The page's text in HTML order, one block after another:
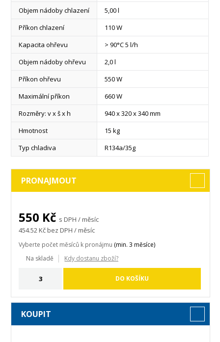
Objem nádoby chlazení
5,00 l
Příkon chlazení
110 W
Kapacita ohřevu
> 90°C 5 l/h
Objem nádoby ohřevu
2,0 l
Příkon ohřevu
550 W
Maximální příkon
660 W
Rozměry: v x š x h
940 x 320 x 340 mm
Hmotnost
15 kg
Typ chladiva
R134a/35g
PRONAJMOUT
550 Kč s DPH / měsíc
454.52Kč bez DPH / měsíc
Vyberte počet měsíců k pronájmu (min. 3 měsíce)
Na skladě
Kdy dostanu zboží?
DO KOŠÍKU
KOUPIT